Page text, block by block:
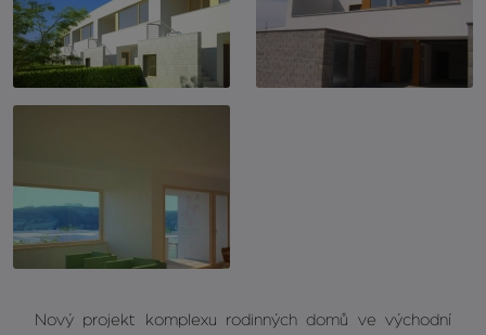
Nový projekt komplexu rodinných domů ve východní